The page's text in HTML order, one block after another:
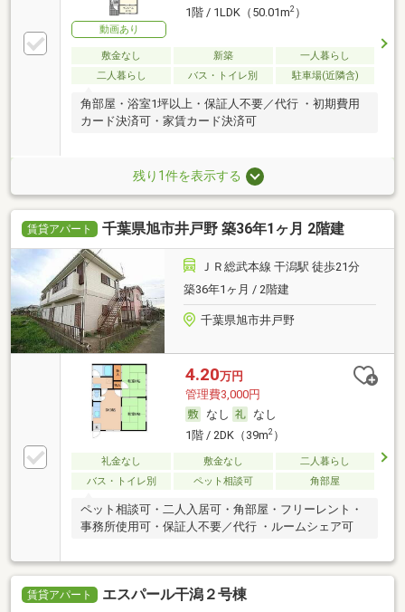
動画あり
1階 / 1LDK（50.01m2）
敷金なし 新築
一人暮らし
二人暮らし
バス・トイレ別 駐車場(近隣含)
角部屋・浴室1坪以上・保証人不要／代行 ・初期費用
カード決済可・家賃カード決済可
残り1件を表示する
賃貸アパート 千葉県旭市井戸野 築36年1ヶ月 2階建
ＪＲ総武本線 干潟駅 徒歩21分
築36年1ヶ月 / 2階建
千葉県旭市井戸野
4.20万円
管理費3,000円
なし
なし
1階 / 2DK（39m2）
礼金なし 敷金なし
二人暮らし
バス・トイレ別
ペット相談可 角部屋
ペット相談可・二人入居可・角部屋・フリーレント・
事務所使用可・保証人不要／代行 ・ルームシェア可
賃貸アパート エスパール干潟２号棟